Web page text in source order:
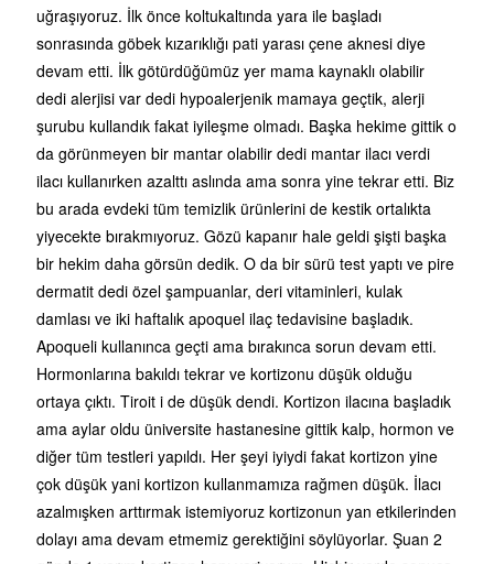
uğraşıyoruz. İlk önce koltukaltında yara ile başladı
sonrasında göbek kızarıklığı pati yarası çene aknesi diye
devam etti. İlk götürdüğümüz yer mama kaynaklı olabilir
dedi alerjisi var dedi hypoalerjenik mamaya geçtik, alerji
şurubu kullandık fakat iyileşme olmadı. Başka hekime gittik o
da görünmeyen bir mantar olabilir dedi mantar ilacı verdi
ilacı kullanırken azalttı aslında ama sonra yine tekrar etti. Biz
bu arada evdeki tüm temizlik ürünlerini de kestik ortalıkta
yiyecekte bırakmıyoruz. Gözü kapanır hale geldi şişti başka
bir hekim daha görsün dedik. O da bir sürü test yaptı ve pire
dermatit dedi özel şampuanlar, deri vitaminleri, kulak
damlası ve iki haftalık apoquel ilaç tedavisine başladık.
Apoqueli kullanınca geçti ama bırakınca sorun devam etti.
Hormonlarına bakıldı tekrar ve kortizonu düşük olduğu
ortaya çıktı. Tiroit i de düşük dendi. Kortizon ilacına başladık
ama aylar oldu üniversite hastanesine gittik kalp, hormon ve
diğer tüm testleri yapıldı. Her şeyi iyiydi fakat kortizon yine
çok düşük yani kortizon kullanmamıza rağmen düşük. İlacı
azalmışken arttırmak istemiyoruz kortizonun yan etkilerinden
dolayı ama devam etmemiz gerektiğini söylüyorlar. Şuan 2